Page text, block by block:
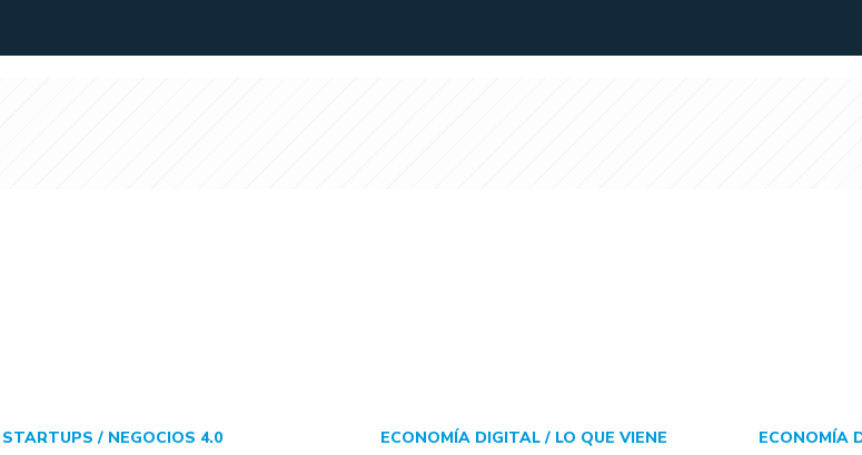
STARTUPS / NEGOCIOS 4.0 ECONOMÍA DIGITAL / LO QUE VIENE ECONOMÍA